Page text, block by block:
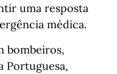
uma resposta
médica.
bombeiros,
Portuguesa,